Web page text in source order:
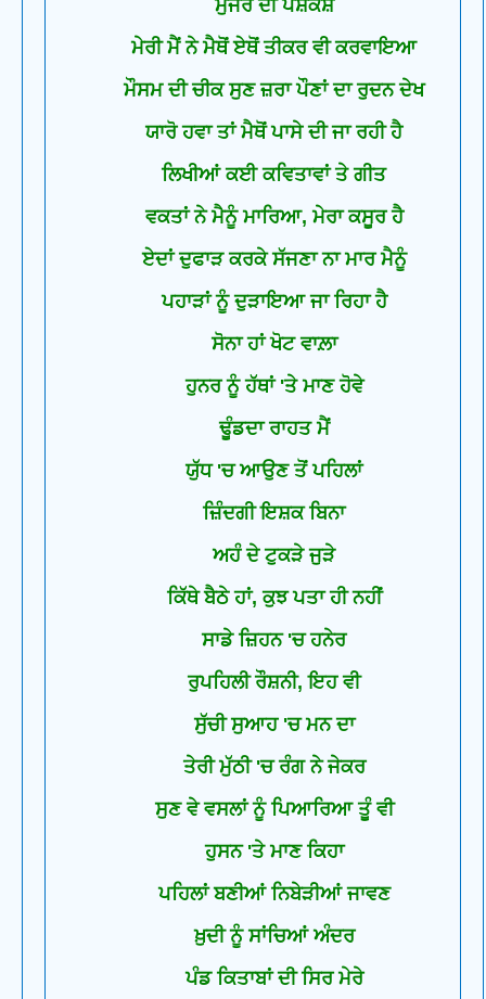
ਮੁਜਰੇ ਦੀ ਪੇਸ਼ਕਸ਼
ਮੇਰੀ ਮੈਂ ਨੇ ਮੈਥੋਂ ਏਥੋਂ ਤੀਕਰ ਵੀ ਕਰਵਾਇਆ
ਮੌਸਮ ਦੀ ਚੀਕ ਸੁਣ ਜ਼ਰਾ ਪੌਣਾਂ ਦਾ ਰੁਦਨ ਦੇਖ
ਯਾਰੋ ਹਵਾ ਤਾਂ ਮੈਥੋਂ ਪਾਸੇ ਦੀ ਜਾ ਰਹੀ ਹੈ
ਲਿਖੀਆਂ ਕਈ ਕਵਿਤਾਵਾਂ ਤੇ ਗੀਤ
ਵਕਤਾਂ ਨੇ ਮੈਨੂੰ ਮਾਰਿਆ, ਮੇਰਾ ਕਸੂਰ ਹੈ
ਏਦਾਂ ਦੁਫਾੜ ਕਰਕੇ ਸੱਜਣਾ ਨਾ ਮਾਰ ਮੈਨੂੰ
ਪਹਾੜਾਂ ਨੂੰ ਦੁੜਾਇਆ ਜਾ ਰਿਹਾ ਹੈ
ਸੋਨਾ ਹਾਂ ਖੋਟ ਵਾਲ਼ਾ
ਹੁਨਰ ਨੂੰ ਹੱਥਾਂ 'ਤੇ ਮਾਣ ਹੋਵੇ
ਢੂੰਡਦਾ ਰਾਹਤ ਮੈਂ
ਯੁੱਧ 'ਚ ਆਉਣ ਤੋਂ ਪਹਿਲਾਂ
ਜ਼ਿੰਦਗੀ ਇਸ਼ਕ ਬਿਨਾ
ਅਹੰ ਦੇ ਟੁਕੜੇ ਜੁੜੇ
ਕਿੱਥੇ ਬੈਠੇ ਹਾਂ, ਕੁਝ ਪਤਾ ਹੀ ਨਹੀਂ
ਸਾਡੇ ਜ਼ਿਹਨ 'ਚ ਹਨੇਰ
ਰੁਪਹਿਲੀ ਰੌਸ਼ਨੀ, ਇਹ ਵੀ
ਸੁੱਚੀ ਸੁਆਹ 'ਚ ਮਨ ਦਾ
ਤੇਰੀ ਮੁੱਠੀ 'ਚ ਰੰਗ ਨੇ ਜੇਕਰ
ਸੁਣ ਵੇ ਵਸਲਾਂ ਨੂੰ ਪਿਆਰਿਆ ਤੂੰ ਵੀ
ਹੁਸਨ 'ਤੇ ਮਾਣ ਕਿਹਾ
ਪਹਿਲਾਂ ਬਣੀਆਂ ਨਿਬੇੜੀਆਂ ਜਾਵਣ
ਖ਼ੁਦੀ ਨੂੰ ਸਾਂਚਿਆਂ ਅੰਦਰ
ਪੰਡ ਕਿਤਾਬਾਂ ਦੀ ਸਿਰ ਮੇਰੇ